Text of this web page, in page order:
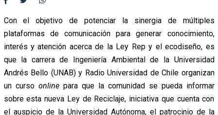
Con el objetivo de potenciar la sinergia de múltiples
plataformas de comunicación para generar conocimiento,
interés y atención acerca de la Ley Rep y el ecodiseño, es
que la carrera de Ingeniería Ambiental de la Universidad
Andrés Bello (UNAB) y Radio Universidad de Chile organizan
un curso online para que la comunidad se pueda informar
sobre esta nueva Ley de Reciclaje, iniciativa que cuenta con
el auspicio de la Universidad Autónoma, el patrocinio de la